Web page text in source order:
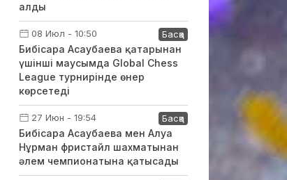
алды
08 Июл - 10:50 Басқа
Бибісара Асаубаева қатарынан
үшінші маусымда Global Chess
League турнирінде өнер
көрсетеді
27 Июн - 19:54 Басқа
Бибісара Асаубаева мен Алуа
Нұрман фристайл шахматынан
әлем чемпионатына қатысады